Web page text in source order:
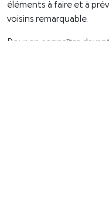
éléments à faire et à
voisins remarquable.
Pour en connaître